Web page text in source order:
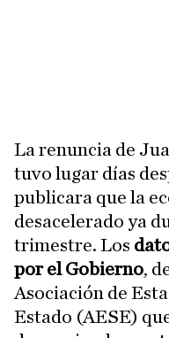
La renuncia de
tuvo lugar días
publicara que la
desacelerado ya
trimestre. Los
por el Gobierno,
Asociación de
Estado (AESE)